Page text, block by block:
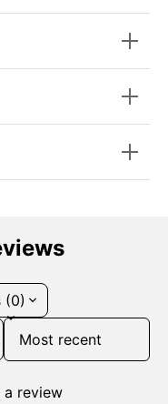
(0)
Sort reviews by
review